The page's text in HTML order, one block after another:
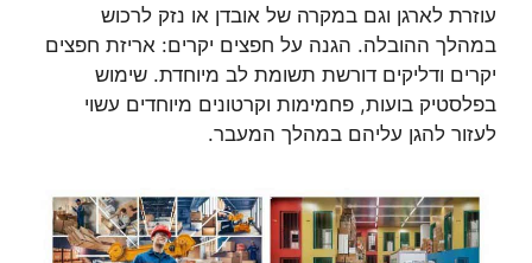
עוזרת לארגן וגם במקרה של אובדן או נזק לרכוש
במהלך ההובלה. הגנה על חפצים יקרים: אריזת חפצים
יקרים ודליקים דורשת תשומת לב מיוחדת. שימוש
בפלסטיק בועות, פחמימות וקרטונים מיוחדים עשוי
לעזור להגן עליהם במהלך המעבר.